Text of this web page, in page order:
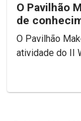
O Pavilhão
de
O Pavilhão
atividade do II